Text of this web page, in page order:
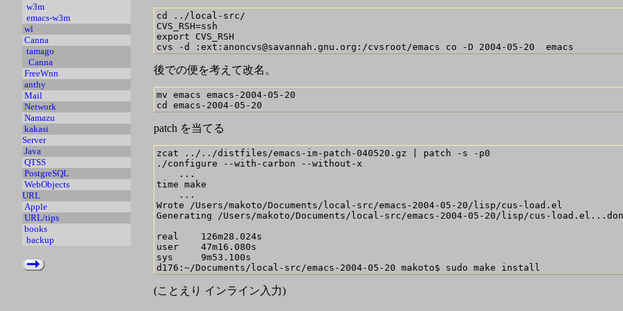
w3m
emacs-w3m
wl
Canna
tamago
Canna
FreeWnn
anthy
Mail
Network
Namazu
kakasi
Server
Java
QTSS
PostgreSQL
WebObjects
URL
Apple
URL/tips
books
backup
cd ../local-src/
CVS_RSH=ssh
export CVS_RSH
後での便を考えて改名。
mv emacs emacs-2004-05-20
patch を当てる
zcat ../../distfiles/emacs-im-patch-040520.gz | patch -s -p0
./configure --with-carbon --without-x
    ...
time make
    ...
Wrote /Users/makoto/Documents/local-src/emacs-2004-05-20/lisp/cus-load.el
Generating /Users/makoto/Documents/local-src/emacs-2004-05-20/lisp/cus-
real    126m28.024s
user    47m16.080s
sys     9m53.100s
(ことえり インライン入力)